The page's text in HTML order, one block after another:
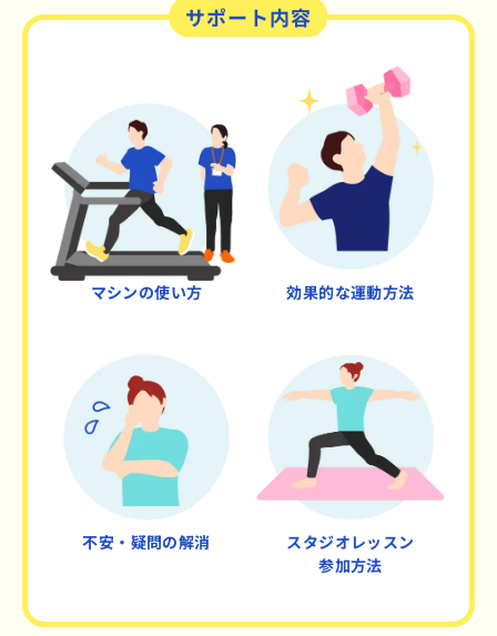
サポート内容
マシンの使い方 効果的な運動方法
不安・疑問の解消
スタジオレッスン
参加方法